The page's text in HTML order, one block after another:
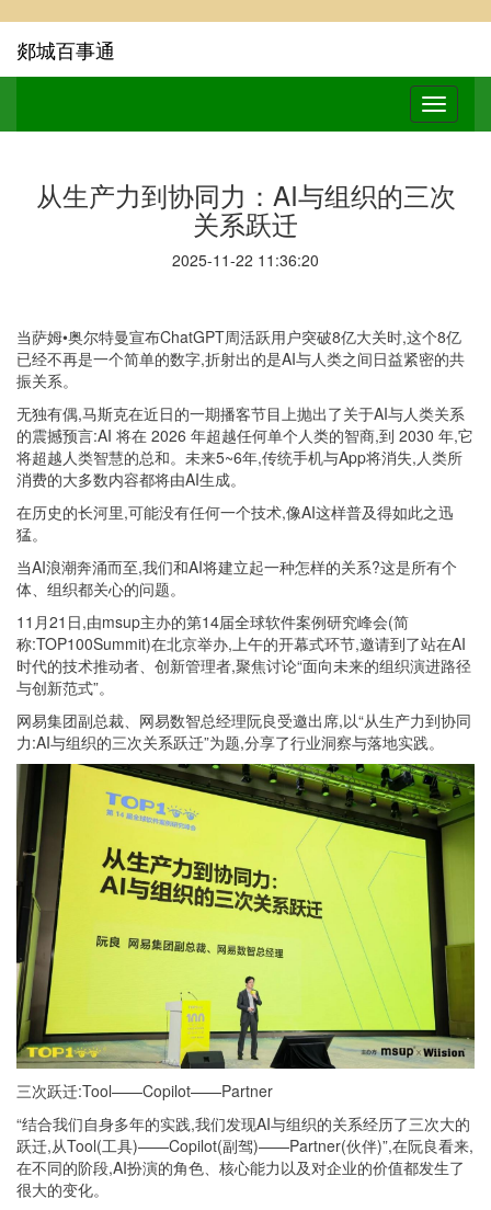
郯城百事通
从生产力到协同力：AI与组织的三次
关系跃迁
2025-11-22 11:36:20
当萨姆•奥尔特曼宣布ChatGPT周活跃用户突破8亿大关时,这个8亿
已经不再是一个简单的数字,折射出的是AI与人类之间日益紧密的共
振关系。
无独有偶,马斯克在近日的一期播客节目上抛出了关于AI与人类关系
的震撼预言:AI 将在 2026 年超越任何单个人类的智商,到 2030 年,它
将超越人类智慧的总和。未来5~6年,传统手机与App将消失,人类所
消费的大多数内容都将由AI生成。
在历史的长河里,可能没有任何一个技术,像AI这样普及得如此之迅
猛。
当AI浪潮奔涌而至,我们和AI将建立起一种怎样的关系?这是所有个
体、组织都关心的问题。
11月21日,由msup主办的第14届全球软件案例研究峰会(简
称:TOP100Summit)在北京举办,上午的开幕式环节,邀请到了站在AI
时代的技术推动者、创新管理者,聚焦讨论“面向未来的组织演进路径
与创新范式”。
网易集团副总裁、网易数智总经理阮良受邀出席,以“从生产力到协同
力:AI与组织的三次关系跃迁”为题,分享了行业洞察与落地实践。
三次跃迁:Tool——Copilot——Partner
“结合我们自身多年的实践,我们发现AI与组织的关系经历了三次大的
跃迁,从Tool(工具)——Copilot(副驾)——Partner(伙伴)”,在阮良看来,
在不同的阶段,AI扮演的角色、核心能力以及对企业的价值都发生了
很大的变化。